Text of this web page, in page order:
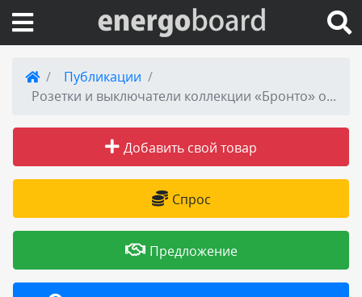
Вход на сайт
Публикации
Товары и услуги
Публикации
Розетки и выключатели коллекции «Бронто» от EKF теперь можно приобрести в «Петровиче»
Добавить свой товар
Спрос
Предложение